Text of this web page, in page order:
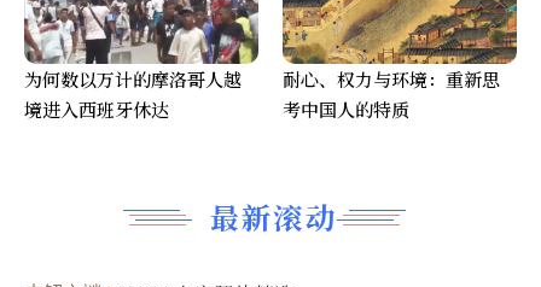
最新滚动
为何数以万计的摩洛哥人越
境进入西班牙休达
耐心、权力与环境：重新思
考中国人的特质